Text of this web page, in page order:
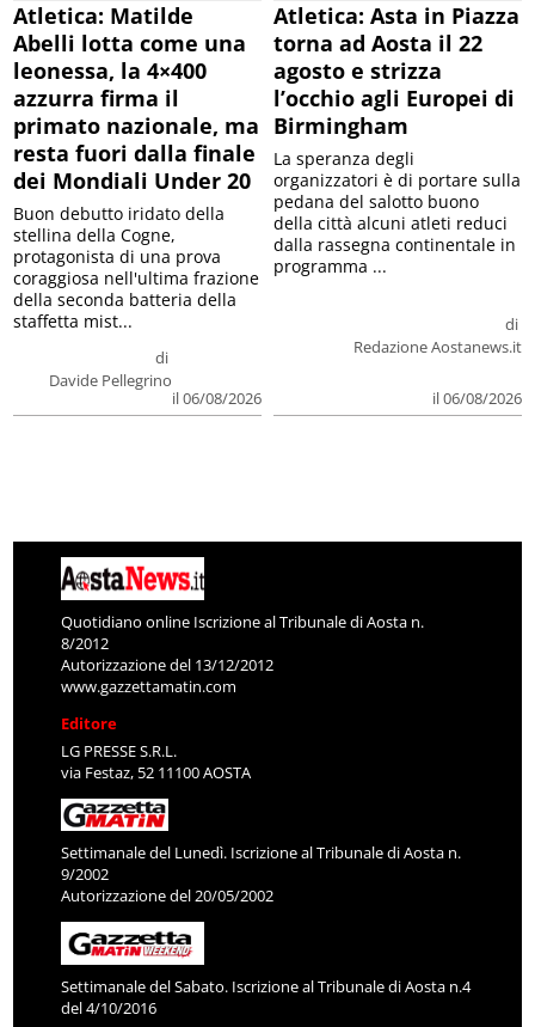
Atletica: Matilde
Abelli lotta come una
leonessa, la 4×400
azzurra firma il
primato nazionale, ma
resta fuori dalla finale
dei Mondiali Under 20
di
Davide Pellegrino
il 06/08/2026
Buon debutto iridato della
stellina della Cogne,
protagonista di una prova
coraggiosa nell'ultima frazione
della seconda batteria della
staffetta mist...
Atletica: Asta in Piazza
torna ad Aosta il 22
agosto e strizza
l’occhio agli Europei di
Birmingham
di
Redazione Aostanews.it
il 06/08/2026
La speranza degli
organizzatori è di portare sulla
pedana del salotto buono
della città alcuni atleti reduci
dalla rassegna continentale in
programma ...
Quotidiano online Iscrizione al Tribunale di Aosta n.
8/2012
Autorizzazione del 13/12/2012
www.gazzettamatin.com
Editore
LG PRESSE S.R.L.
via Festaz, 52 11100 AOSTA
Settimanale del Lunedì. Iscrizione al Tribunale di Aosta n.
9/2002
Autorizzazione del 20/05/2002
Settimanale del Sabato. Iscrizione al Tribunale di Aosta n.4
del 4/10/2016